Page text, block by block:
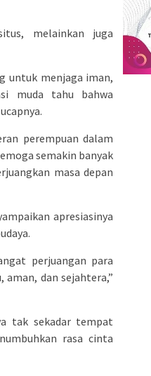
melainkan juga
untuk menjaga iman,
muda tahu bahwa
perempuan dalam
semakin banyak
masa depan
apresiasinya
perjuangan para
dan sejahtera,”
tak sekadar tempat
rasa cinta